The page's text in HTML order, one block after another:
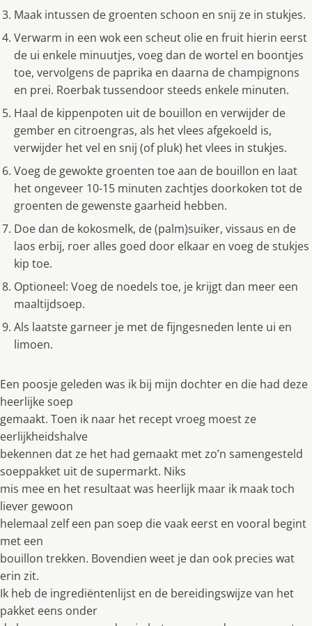
Maak intussen de groenten schoon en snij ze in stukjes.
Verwarm in een wok een scheut olie en fruit hierin eerst
de ui enkele minuutjes, voeg dan de wortel en boontjes
toe, vervolgens de paprika en daarna de champignons
en prei. Roerbak tussendoor steeds enkele minuten.
Haal de kippenpoten uit de bouillon en verwijder de
gember en citroengras, als het vlees afgekoeld is,
verwijder het vel en snij (of pluk) het vlees in stukjes.
Voeg de gewokte groenten toe aan de bouillon en laat
het ongeveer 10-15 minuten zachtjes doorkoken tot de
groenten de gewenste gaarheid hebben.
Doe dan de kokosmelk, de (palm)suiker, vissaus en de
laos erbij, roer alles goed door elkaar en voeg de stukjes
kip toe.
Optioneel: Voeg de noedels toe, je krijgt dan meer een
maaltijdsoep.
Als laatste garneer je met de fijngesneden lente ui en
limoen.
Een poosje geleden was ik bij mijn dochter en die had deze
heerlijke soep
gemaakt. Toen ik naar het recept vroeg moest ze
eerlijkheidshalve
bekennen dat ze het had gemaakt met zo’n samengesteld
soeppakket uit de supermarkt. Niks
mis mee en het resultaat was heerlijk maar ik maak toch
liever gewoon
helemaal zelf een pan soep die vaak eerst en vooral begint
met een
bouillon trekken. Bovendien weet je dan ook precies wat
erin zit.
Ik heb de ingrediëntenlijst en de bereidingswijze van het
pakket eens onder